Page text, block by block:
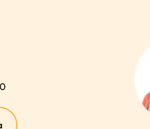
(ulkoinen